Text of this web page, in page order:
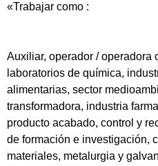
«Trabajar como :
Auxiliar, operador / operadora
laboratorios de química,
alimentarias, sector
transformadora, industria
producto acabado, control y
de formación e investigación,
materiales, metalurgia y